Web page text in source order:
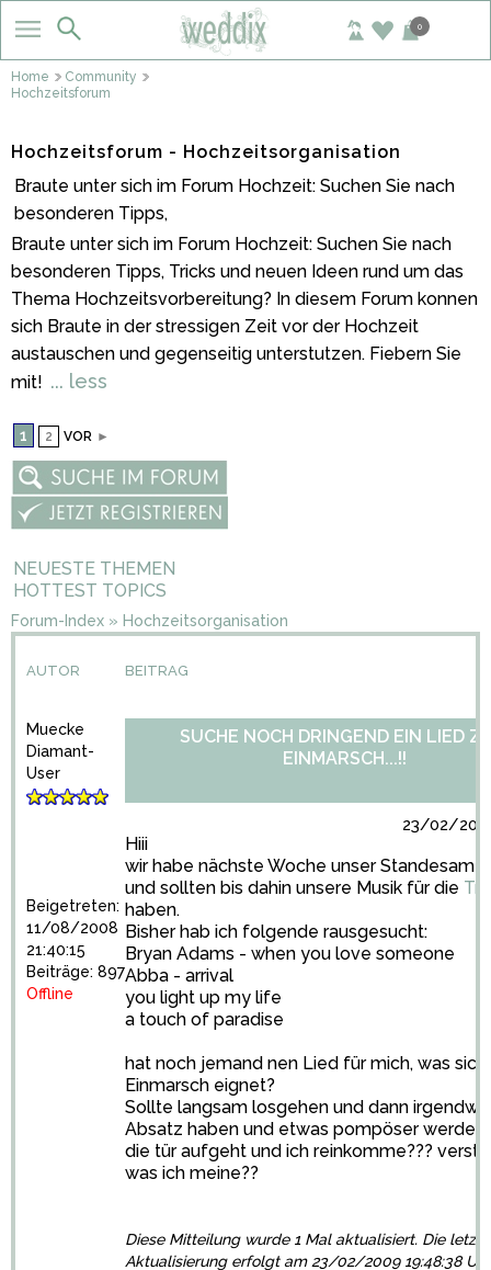
0
Home
Community
Hochzeitsforum
Hochzeitsforum - Hochzeitsorganisation
Braute unter sich im Forum Hochzeit: Suchen Sie nach
besonderen Tipps,
Braute unter sich im Forum Hochzeit: Suchen Sie nach
besonderen Tipps, Tricks und neuen Ideen rund um das
Thema Hochzeitsvorbereitung? In diesem Forum konnen
sich Braute in der stressigen Zeit vor der Hochzeit
austauschen und gegenseitig unterstutzen. Fiebern Sie
mit! ... less
1 2 VOR ►
NEUESTE THEMEN
HOTTEST TOPICS
Forum-Index » Hochzeitsorganisation
AUTOR BEITRAG
Muecke
Diamant-
User
Beigetreten:
11/08/2008
21:40:15
Beiträge: 897
Offline
SUCHE NOCH DRINGEND EIN LIED
EINMARSCH...!!
23/02/
Hiii
wir habe nächste Woche unser
und sollten bis dahin unsere Musik für die
haben.
Bisher hab ich folgende rausgesucht:
Bryan Adams - when you love someone
Abba - arrival
you light up my life
a touch of paradise
hat noch jemand nen Lied für mich, was
Einmarsch eignet?
Sollte langsam losgehen und dann
Absatz haben und etwas pompöser werden
die tür aufgeht und ich reinkomme???
was ich meine??
Diese Mitteilung wurde 1 Mal aktualisiert. Die letzte
Aktualisierung erfolgt am 23/02/2009 19:48:38 Uhr